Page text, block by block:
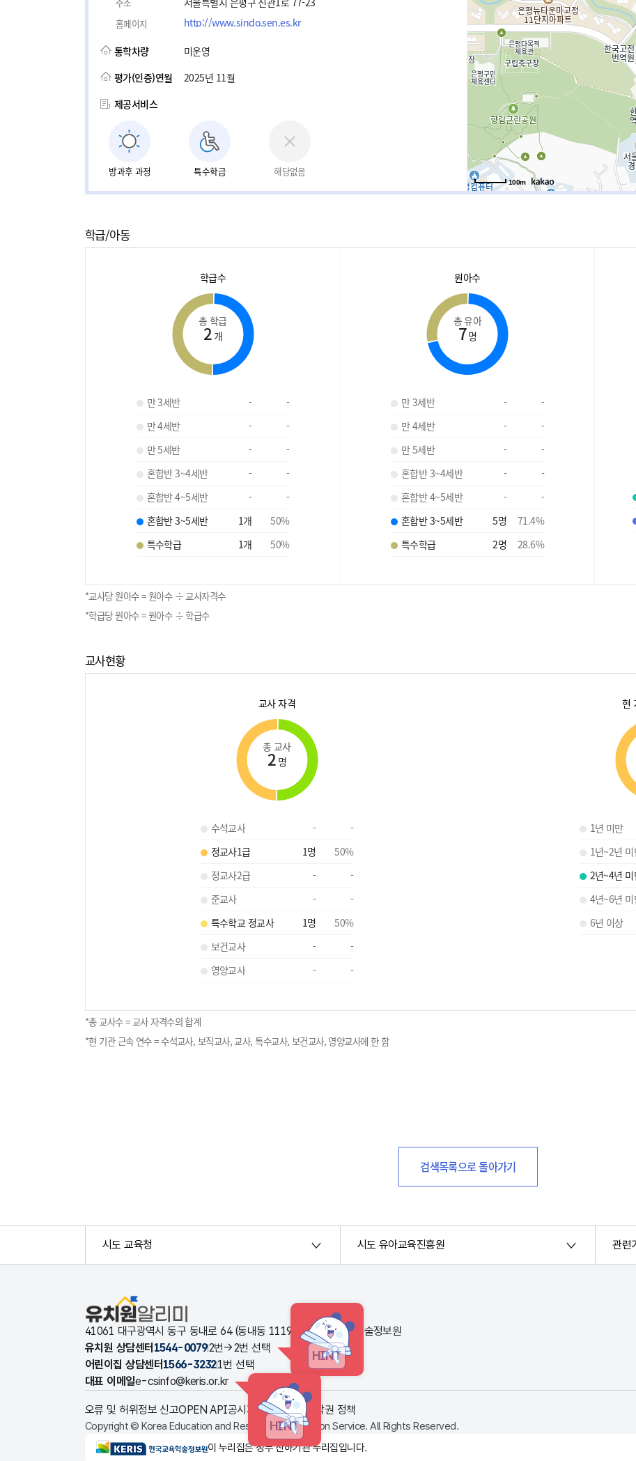
홈페이지 http://www.sindo.sen.es.kr
통학차량
미운영
평가(인증)연월
2025년 11월
제공서비스
방과후 과정 특수학급 해당없음
100m
학급/아동
학급수
총 학급
2 개
만 3세반 -
-
만 4세반
-
-
만 5세반
-
-
혼합반 3~4세반
-
-
혼합반 4~5세반
-
-
혼합반 3~5세반
1개 50%
특수학급
1개 50%
원아수
총 유아
7명
만 3세반 -
-
만 4세반
-
-
만 5세반
-
-
혼합반 3~4세반
-
-
혼합반 4~5세반
-
-
혼합반 3~5세반
5명 71.4%
특수학급
2명 28.6%
*교사당 원아수 = 원아수 ÷ 교사자격수
*학급당 원아수 = 원아수 ÷ 학급수
교사현황
교사 자격
총 교사
2 명
수석교사 -
-
정교사1급
1명 50%
정교사2급
-
-
준교사
-
-
특수학교 정교사
1명 50%
보건교사
-
-
영양교사
- -
현
1년 미만
1년~2년 미
2년~4년 미
4년~6년 미
6년 이상
*총 교사수 = 교사 자격수의 합계
*현 기관 근속 연수 = 수석교사, 보직교사, 교사, 특수교사, 보건교사, 영양교사에 한 함
검색목록으로 돌아가기
시도 교육청 시도 유아교육진흥원 관련
유치원알리미
41061 대구광역시 동구 동내로 64 (동내동 1119번지) 한국교육학술정보원
유치원 상담센터 1544-00792번→2번 선택
HINT
어린이집 상담센터 1566-32321번 선택
대표 이메일e-csinfo@keris.or.kr
HINT
오류 및 허위정보 신고OPEN API공시자료 다운로드저작권 정책
Copyright © Korea Education and Research Information Service. All Rights Reserved.
KERIS한국교육학술정보원이 누리집은 정부 산하기관 누리집입니다.